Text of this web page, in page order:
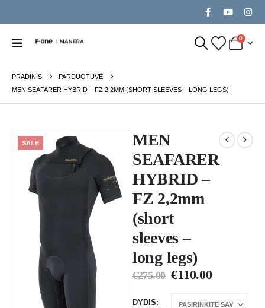
0
PRADINIS
PARDUOTUVĖ
MEN SEAFARER HYBRID – FZ 2,2MM (SHORT SLEEVES – LONG LEGS)
SALE
MEN
SEAFARER
HYBRID –
FZ 2,2mm
(short
sleeves –
long legs)
€275.00 €110.00
DYDIS